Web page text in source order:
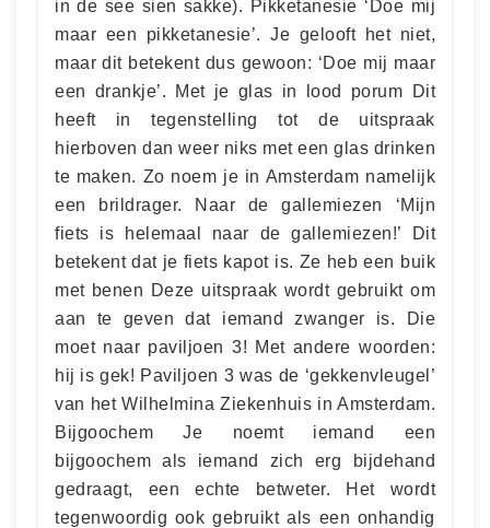
in de see sien sakke). Pikketanesie ‘Doe mij
maar een pikketanesie’. Je gelooft het niet,
maar dit betekent dus gewoon: ‘Doe mij maar
een drankje’. Met je glas in lood porum Dit
heeft in tegenstelling tot de uitspraak
hierboven dan weer niks met een glas drinken
te maken. Zo noem je in Amsterdam namelijk
een brildrager. Naar de gallemiezen ‘Mijn
fiets is helemaal naar de gallemiezen!’ Dit
betekent dat je fiets kapot is. Ze heb een buik
met benen ​ Deze uitspraak wordt gebruikt om
aan te geven dat iemand zwanger is. Die
moet naar paviljoen 3! Met andere woorden:
hij is gek! Paviljoen 3 was de ‘gekkenvleugel’
van het Wilhelmina Ziekenhuis in Amsterdam.
Bijgoochem Je noemt iemand een
bijgoochem als iemand zich erg bijdehand
gedraagt, een echte betweter. Het wordt
tegenwoordig ook gebruikt als een onhandig